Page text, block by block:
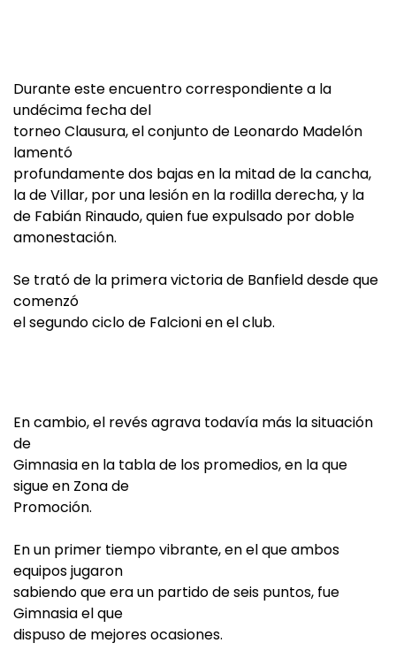
Durante este encuentro correspondiente a la
undécima fecha del
torneo Clausura, el conjunto de Leonardo Madelón
lamentó
profundamente dos bajas en la mitad de la cancha,
la de Villar, por una lesión en la rodilla derecha, y la
de Fabián Rinaudo, quien fue expulsado por doble
amonestación.
Se trató de la primera victoria de Banfield desde que
comenzó
el segundo ciclo de Falcioni en el club.
En cambio, el revés agrava todavía más la situación
de
Gimnasia en la tabla de los promedios, en la que
sigue en Zona de
Promoción.
En un primer tiempo vibrante, en el que ambos
equipos jugaron
sabiendo que era un partido de seis puntos, fue
Gimnasia el que
dispuso de mejores ocasiones.